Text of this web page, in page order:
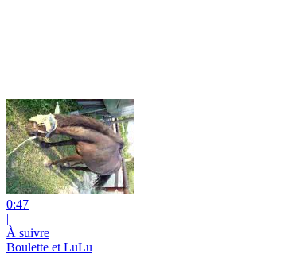
0:47
|
À suivre
Boulette et LuLu